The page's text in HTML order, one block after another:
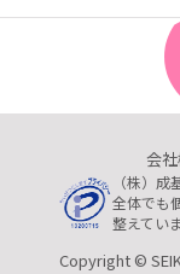
会
（株）
全体でも
整えていま
Copyright ©